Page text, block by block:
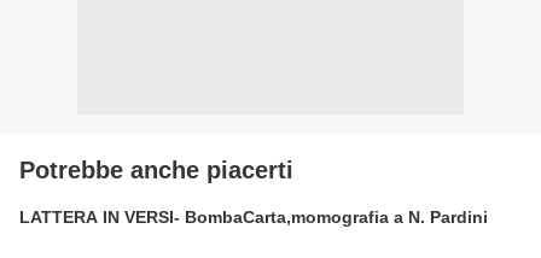
Potrebbe anche piacerti
LATTERA IN VERSI- BombaCarta,momografia a N. Pardini